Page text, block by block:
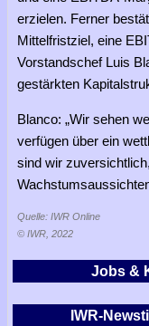
erzielen. Ferner
Mittelfristziel, eine
Vorstandschef Luis
gestärkten
Blanco: „Wir sehen
verfügen über ein
sind wir
Quelle: IWR Online
© IWR, 2022
Jobs &
IWR-